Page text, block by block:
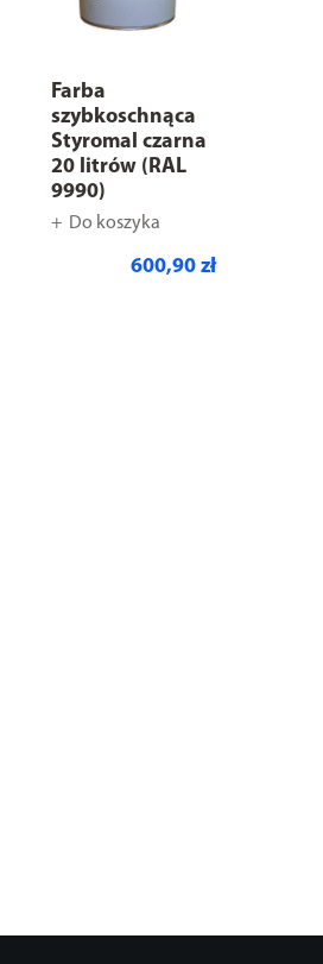
Farba
szybkoschnąca
Styromal czarna
20 litrów (RAL
9990)
Do koszyka
600,90 zł